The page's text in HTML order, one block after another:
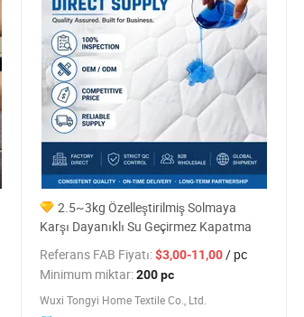
2.5~3kg Özelleştirilmiş Solmaya
Karşı Dayanıklı Su Geçirmez Kapatma
Referans FAB Fiyatı:$3,00-11,00/ pc
Minimum miktar:200 pc
Wuxi Tongyi Home Textile Co., Ltd.